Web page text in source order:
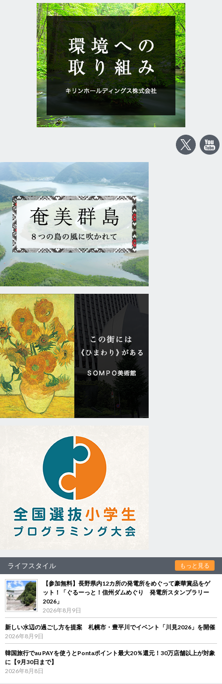
ライフスタイル もっと見る
【参加無料】長野県内12カ所の発電所をめぐって豪華賞品をゲ
ット！「ぐるーっと！信州ダムめぐり 発電所スタンプラリー
2026」
2026年8月9日
新しい水辺の過ごし方を提案 札幌市・豊平川でイベント「川見2026」を開催
2026年8月9日
韓国旅行でau PAYを使うとPontaポイント最大20％還元！30万店舗以上が対象
に【9月30日まで】
2026年8月8日